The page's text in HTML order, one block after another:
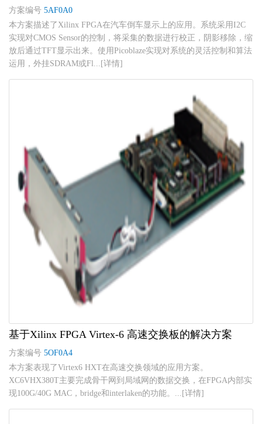
方案编号 5AF0A0
本方案描述了Xilinx FPGA在汽车倒车显示上的应用。系统采用I2C
实现对CMOS Sensor的控制，将采集的数据进行校正，阴影移除，缩
放后通过TFT显示出来。使用Picoblaze实现对系统的灵活控制和算法
运用，外挂SDRAM或Fl...[详情]
基于Xilinx FPGA Virtex-6 高速交换板的解决方案
方案编号 5OF0A4
本方案表现了Virtex6 HXT在高速交换领域的应用方案。
XC6VHX380T主要完成骨干网到局域网的数据交换，在FPGA内部实
现100G/40G MAC，bridge和interlaken的功能。...[详情]